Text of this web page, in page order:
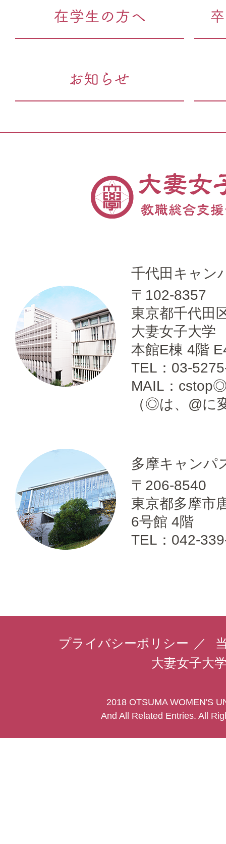
千代田キャン
〒102-8357
東京都千代田
大妻女子大学
本館E棟 4階
TEL：03-
MAIL：
（◎は、@に
多摩キャンパ
〒206-8540
東京都多摩市
6号館 4階
TEL：042-
プライバシーポリシー
大妻女子大
2018 OTSUMA WOMEN'S
And All Related Entries. All